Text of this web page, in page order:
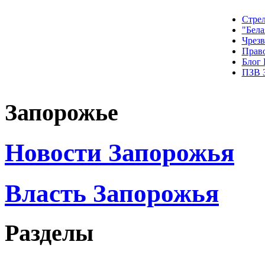
Блог
ПЗВ
Запорожье
Новости Запорожья
Власть Запорожья
Разделы